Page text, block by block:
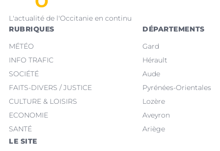
L'actualité de l'Occitanie en continu
RUBRIQUES
MÉTÉO
INFO TRAFIC
SOCIÉTÉ
FAITS-DIVERS / JUSTICE
CULTURE & LOISIRS
ECONOMIE
SANTÉ
DÉPARTEMENTS
Gard
Hérault
Aude
Pyrénées-Orientales
Lozère
Aveyron
Ariège
LE SITE